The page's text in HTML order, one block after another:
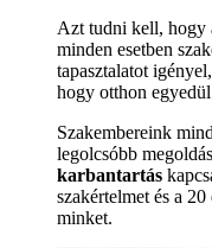
Azt tudni kell, hogy
minden esetben
tapasztalatot
hogy otthon
Szakembereink
legolcsóbb
karbantartás
szakértelmet és a 20
minket.